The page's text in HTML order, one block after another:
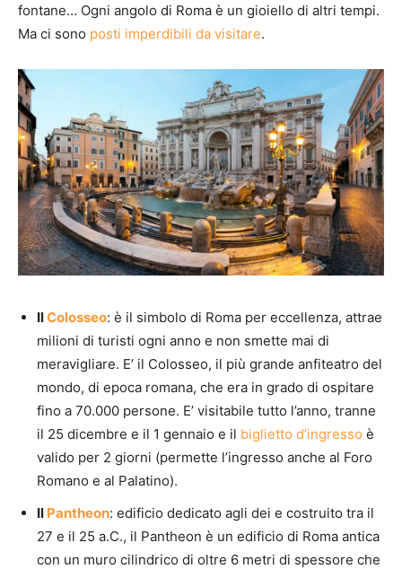
fontane… Ogni angolo di Roma è un gioiello di altri tempi.
Ma ci sono posti imperdibili da visitare.
IlColosseo: è il simbolo di Roma per eccellenza, attrae
milioni di turisti ogni anno e non smette mai di
meravigliare. E’ il Colosseo, il più grande anfiteatro del
mondo, di epoca romana, che era in grado di ospitare
fino a 70.000 persone. E’ visitabile tutto l’anno, tranne
il 25 dicembre e il 1 gennaio e il biglietto d’ingresso è
valido per 2 giorni (permette l’ingresso anche al Foro
Romano e al Palatino).
Il Pantheon: edificio dedicato agli dei e costruito tra il
27 e il 25 a.C., il Pantheon è un edificio di Roma antica
con un muro cilindrico di oltre 6 metri di spessore che